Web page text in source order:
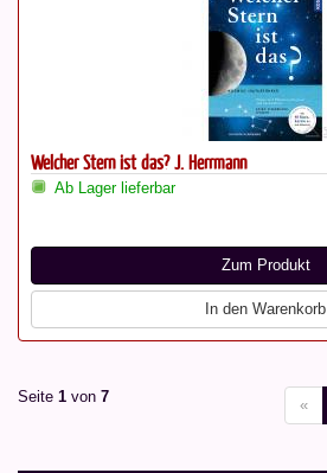
Welcher Stern ist das? J. Herrmann
Ab Lager lieferbar
Zum Produkt
In den Warenkorb
Seite 1 von 7 «